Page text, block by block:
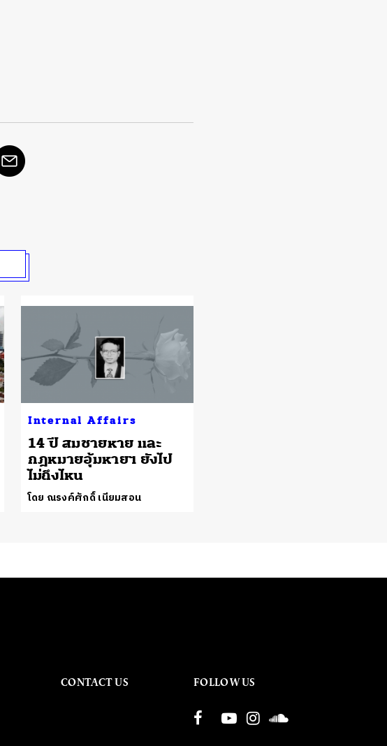
Internal Affairs
14 ปี สมชายหาย และ
กฎหมายอุ้มหายฯ ยังไป
ไม่ถึงไหน
โดย ณรงค์ศักดิ์ เนียมสอน
CONTACT US FOLLOW US